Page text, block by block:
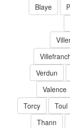
Blaye
Verdun
Torcy
Thann